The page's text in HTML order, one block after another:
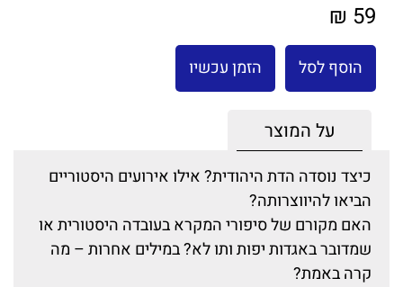
59 ₪
הוסף לסל הזמן עכשיו
על המוצר
כיצד נוסדה הדת היהודית? אילו אירועים היסטוריים
הביאו להיווצרותה?
האם מקורם של סיפורי המקרא בעובדה היסטורית או
שמדובר באגדות יפות ותו לא? במילים אחרות – מה
קרה באמת?